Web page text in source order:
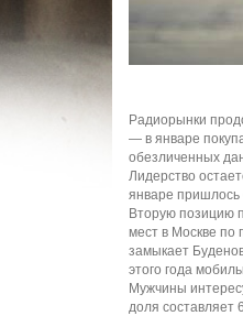
Радиорынки
— в январе
обезличенных
Лидерство
январе пришлось
Вторую позицию
мест в Москве по
замыкает
этого года
Мужчины
доля составляет